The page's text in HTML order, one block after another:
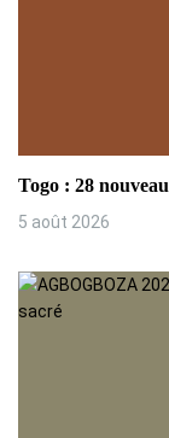
Togo : 28
5 août 2026